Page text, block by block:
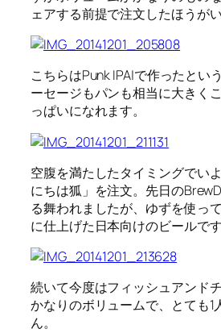
ェアする前提で注文したほうがい
こちらはPunk IPA|で作ったとい
ーセージもパンも相当に大きく
っぱいになれます。
空腹を満たしたタイミングでい
にちは狐」を注文。先日の
る舞われましたが、ゆずを使っ
に仕上げた日本向けのビールです
続いて今度はフィッシュアンド
かなりのボリュームで、とても1
ん。